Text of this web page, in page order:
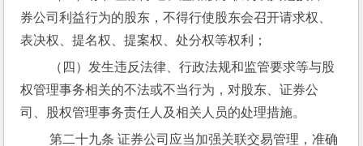
券公司利益行为的股东，不得行使股东会召开请求权、
表决权、提名权、提案权、处分权等权利；
权管理事务相关的不法或不当行为，对股东、证券公
司、股权管理事务责任人及相关人员的处理措施。
第二十九条 证券公司应当加强关联交易管理，准确